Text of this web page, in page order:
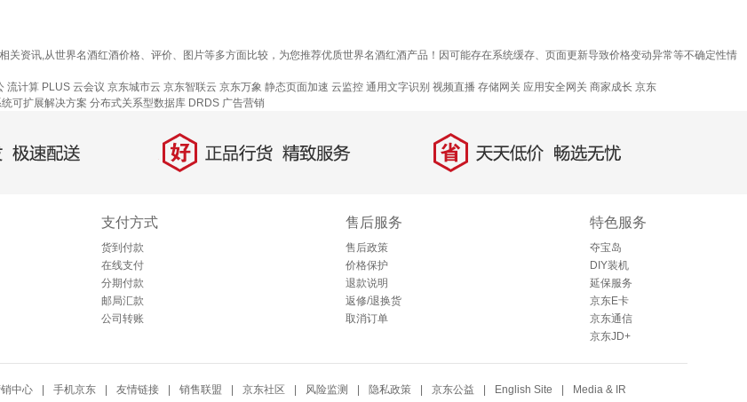
资讯,从世界名酒红酒价格、评价、图片等多方面比较，为您推荐优质世界名酒红酒产品！因可能存在系统缓存、页面更新导致价格变动异常等不确定性情
流计算 PLUS 云会议 京东城市云 京东智联云 京东万象 静态页面加速 云监控 通用文字识别 视频直播 存储网关 应用安全网关 商家成长 京东
可扩展解决方案 分布式关系型数据库 DRDS 广告营销
速配送 好 正品行货，精致服务 省 天天低价，畅选无忧
支付方式
货到付款
在线支付
分期付款
邮局汇款
公司转账
售后服务
售后政策
价格保护
退款说明
返修/退换货
取消订单
特色服务
夺宝岛
DIY装机
延保服务
京东E卡
京东通信
京东JD+
中心 手机京东 友情链接 销售联盟 京东社区 风险监测 隐私政策 京东公益 English Site Media & IR